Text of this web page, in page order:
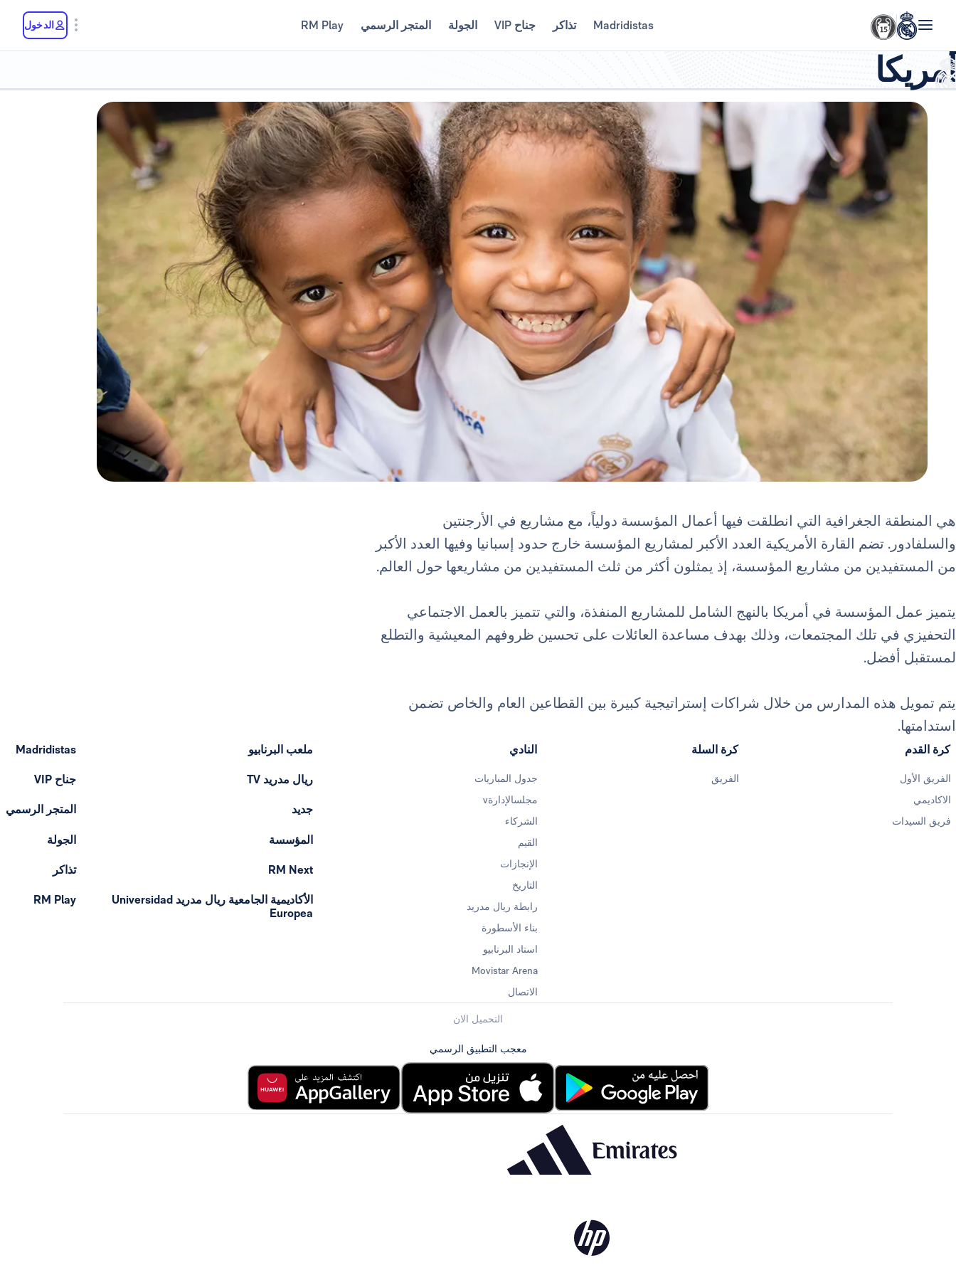
Madridistas تذاكر جناح VIP الجولة المتجر الرسمي RM Play الدخول
أمريكا
هي المنطقة الجغرافية التي انطلقت فيها أعمال المؤسسة دولياً، مع مشاريع في الأرجنتين
والسلفادور. تضم القارة الأمريكية العدد الأكبر لمشاريع المؤسسة خارج حدود إسبانيا وفيها العدد الأكبر
من المستفيدين من مشاريع المؤسسة، إذ يمثلون أكثر من ثلث المستفيدين من مشاريعها حول العالم.
يتميز عمل المؤسسة في أمريكا بالنهج الشامل للمشاريع المنفذة، والتي تتميز بالعمل الاجتماعي
التحفيزي في تلك المجتمعات، وذلك بهدف مساعدة العائلات على تحسين ظروفهم المعيشية والتطلع
لمستقبل أفضل.
يتم تمويل هذه المدارس من خلال شراكات إستراتيجية كبيرة بين القطاعين العام والخاص تضمن
استدامتها.
كرة القدم
الفريق الأول
الاكاديمي
فريق السيدات
كرة السلة
الفريق
النادي
جدول المباريات
مجلسالإدارةv
الشركاء
القيم
الإنجازات
التاريخ
رابطة ريال مدريد
بناء الأسطورة
استاد البرنابيو
Movistar Arena
الاتصال
ملعب البرنابيو
ريال مدريد TV
جديد
المؤسسة
RM Next
الأكاديمية الجامعية ريال مدريد Universidad
Europea
Madridistas
جناح VIP
المتجر الرسمي
الجولة
تذاكر
RM Play
التحميل الان
معجب التطبيق الرسمي